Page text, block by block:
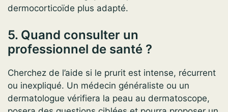
dermocorticoïde plus adapté.
5. Quand consulter un
professionnel de santé ?
Cherchez de l’aide si le prurit est intense, récurrent
ou inexpliqué. Un médecin généraliste ou un
dermatologue vérifiera la peau au dermatoscope,